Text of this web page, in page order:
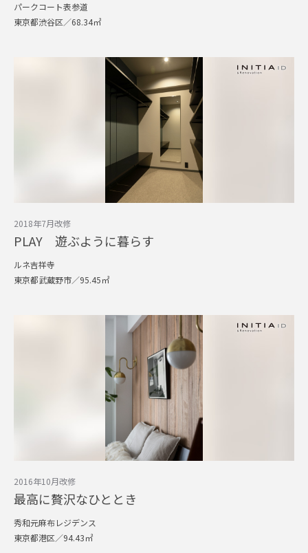
パークコート表参道
東京都渋谷区／68.34㎡
2018年7月改修
PLAY 遊ぶように暮らす
ルネ吉祥寺
東京都武蔵野市／95.45㎡
2016年10月改修
最高に贅沢なひととき
秀和元麻布レジデンス
東京都港区／94.43㎡